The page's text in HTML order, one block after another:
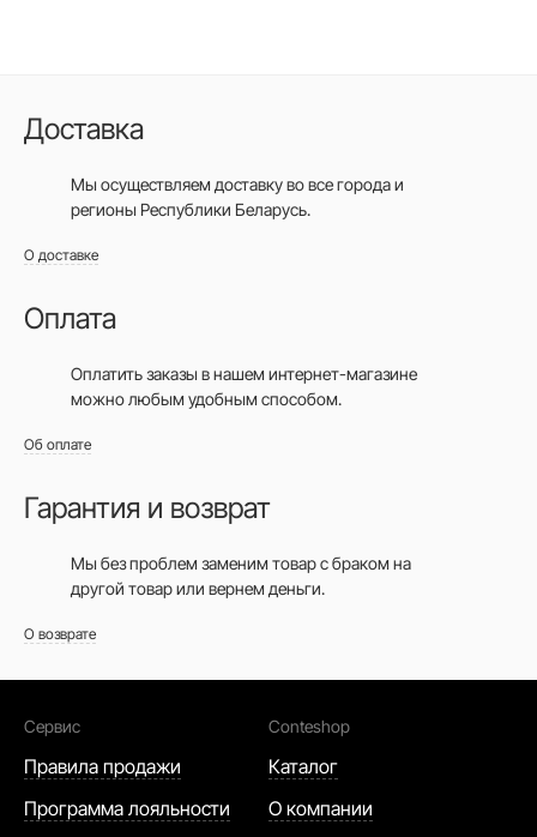
Доставка
Мы осуществляем доставку во все городаи
регионы Республики Беларусь.
О доставке
Оплата
Оплатить заказы в нашем интернет-магазине
можно любым удобным способом.
Об оплате
Гарантия и возврат
Мы без проблем заменим товар с браком на
другой товар или вернем деньги.
О возврате
Сервис
Правила продажи
Программа лояльности
Conteshop
Каталог
О компании